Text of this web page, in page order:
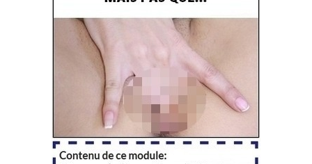
Soyez différent des autres et vous-même !